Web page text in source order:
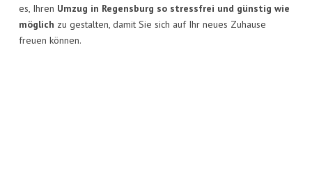
es, Ihren Umzug in Regensburg so stressfrei und günstig wie
möglich zu gestalten, damit Sie sich auf Ihr neues Zuhause
freuen können.